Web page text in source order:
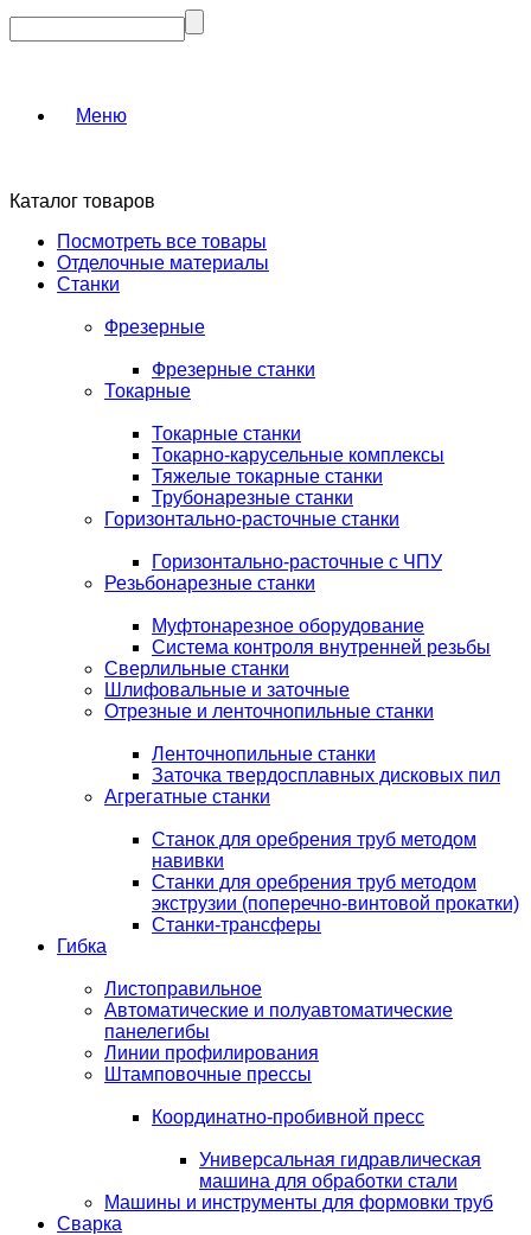
Меню
Каталог товаров
Посмотреть все товары
Отделочные материалы
Станки
Фрезерные
Фрезерные станки
Токарные
Токарные станки
Токарно-карусельные комплексы
Тяжелые токарные станки
Трубонарезные станки
Горизонтально-расточные станки
Горизонтально-расточные с ЧПУ
Резьбонарезные станки
Муфтонарезное оборудование
Система контроля внутренней резьбы
Сверлильные станки
Шлифовальные и заточные
Отрезные и ленточнопильные станки
Ленточнопильные станки
Заточка твердосплавных дисковых пил
Агрегатные станки
Станок для оребрения труб методом
навивки
Станки для оребрения труб методом
экструзии (поперечно-винтовой прокатки)
Станки-трансферы
Гибка
Листоправильное
Автоматические и полуавтоматические
панелегибы
Линии профилирования
Штамповочные прессы
Координатно-пробивной пресс
Универсальная гидравлическая
машина для обработки стали
Машины и инструменты для формовки труб
Сварка